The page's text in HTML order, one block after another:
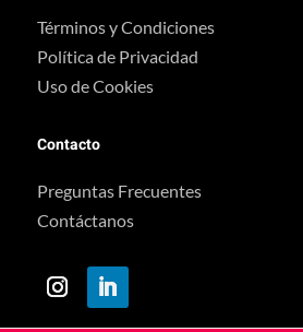
Términos y Condiciones
Política de Privacidad
Uso de Cookies
Contacto
Preguntas Frecuentes
Contáctanos